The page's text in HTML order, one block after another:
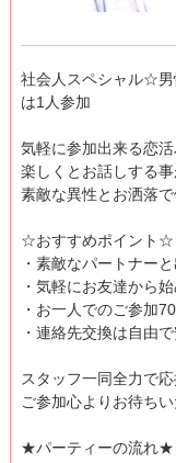
社会人スペシャル☆男
は1人参加
気軽に参加出来る恋活
楽しくとお話しする事
素敵な異性とお洒落
☆おすすめポイント☆
・素敵なパートナー
・気軽にお友達から
・お一人でのご参加
・連絡先交換は自由
スタッフ一同全力で
ご参加心よりお待ち
★パーティーの流れ★